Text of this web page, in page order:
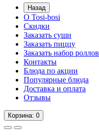
Назад
О Tosi-bosi
Скидки
Заказать суши
Заказать пиццу
Заказать набор роллов
Контакты
Блюда по акции
Популярные блюда
Доставка и оплата
Отзывы
Корзина: 0